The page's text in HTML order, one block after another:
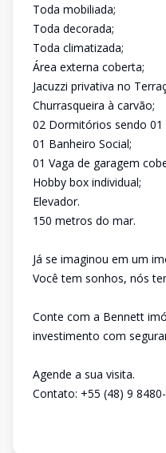
Toda mobiliada;
Toda decorada;
Toda climatizada;
Área externa coberta;
Jacuzzi privativa no
Churrasqueira à carvão;
02 Dormitórios sendo 01
01 Banheiro Social;
01 Vaga de garagem
Hobby box individual;
Elevador.
150 metros do mar.
Já se imaginou em um
Você tem sonhos, nós
Conte com a Bennett
investimento com
Agende a sua visita.
Contato: +55 (48) 9